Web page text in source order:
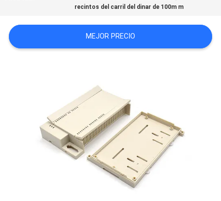
SHOPPING ONLINE
PRIVACY
POLICY
recintos del carril del dinar de 100m m
MEJOR PRECIO